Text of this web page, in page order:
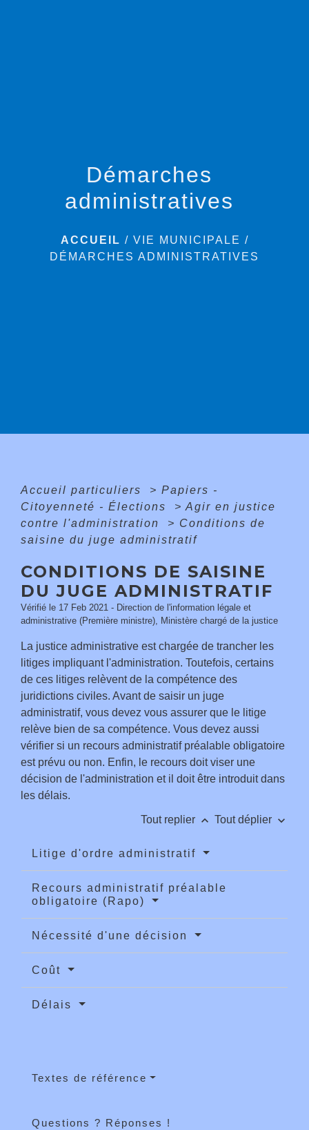
Démarches
administratives
ACCUEIL / VIE MUNICIPALE /
DÉMARCHES ADMINISTRATIVES
Accueil particuliers > Papiers -
Citoyenneté - Élections
> Agir en justice
contre l'administration
> Conditions de
saisine du juge administratif
CONDITIONS DE SAISINE
DU JUGE ADMINISTRATIF
Vérifié le 17 Feb 2021 - Direction de l'information légale et
administrative (Première ministre), Ministère chargé de la justice
La justice administrative est chargée de trancher les
litiges impliquant l'administration. Toutefois, certains
de ces litiges relèvent de la compétence des
juridictions civiles. Avant de saisir un juge
administratif, vous devez vous assurer que le litige
relève bien de sa compétence. Vous devez aussi
vérifier si un recours administratif préalable obligatoire
est prévu ou non. Enfin, le recours doit viser une
décision de l'administration et il doit être introduit dans
les délais.
Tout replier keyboard_arrow_up Tout déplier keyboard_arrow_down
Litige d'ordre administratif
Recours administratif préalable
obligatoire (Rapo)
Nécessité d'une décision
Coût
Délais
Textes de référence
Questions ? Réponses !